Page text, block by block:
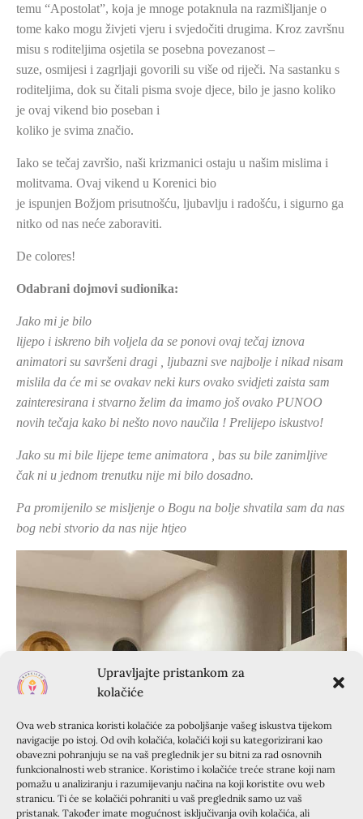
Upravljajte pristankom za
kolačiće
Ova web stranica koristi kolačiće za poboljšanje vašeg iskustva tijekom
navigacije po istoj. Od ovih kolačića, kolačići koji su kategorizirani kao
obavezni pohranjuju se na vaš preglednik jer su bitni za rad osnovnih
funkcionalnosti web stranice. Koristimo i kolačiće treće strane koji nam
pomažu u analiziranju i razumijevanju načina na koji koristite ovu web
stranicu. Ti će se kolačići pohraniti u vaš preglednik samo uz vaš
pristanak. Također imate mogućnost isključivanja ovih kolačića, ali
temu “Apostolat”, koja je mnoge potaknula na razmišljanje o
tome kako mogu živjeti vjeru i svjedočiti drugima. Kroz završnu
misu s roditeljima osjetila se posebna povezanost –
suze, osmijesi i zagrljaji govorili su više od riječi. Na sastanku s
roditeljima, dok su čitali pisma svoje djece, bilo je jasno koliko
je ovaj vikend bio poseban i
koliko je svima značio.
Iako se tečaj završio, naši krizmanici ostaju u našim mislima i
molitvama. Ovaj vikend u Korenici bio
je ispunjen Božjom prisutnošću, ljubavlju i radošću, i sigurno ga
nitko od nas neće zaboraviti.
De colores!
Odabrani dojmovi sudionika:
Jako mi je bilo
lijepo i iskreno bih voljela da se ponovi ovaj tečaj iznova
animatori su savršeni dragi , ljubazni sve najbolje i nikad nisam
mislila da će mi se ovakav neki kurs ovako svidjeti zaista sam
zainteresirana i stvarno želim da imamo još ovako PUNOO
novih tečaja kako bi nešto novo naučila ! Prelijepo iskustvo!
Jako su mi bile lijepe teme animatora , bas su bile zanimljive
čak ni u jednom trenutku nije mi bilo dosadno.
Pa promijenilo se misljenje o Bogu na bolje shvatila sam da nas
bog nebi stvorio da nas nije htjeo